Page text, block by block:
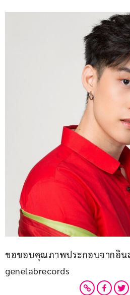
ขอขอบคุณภาพประกอบจากอิน
genelabrecords